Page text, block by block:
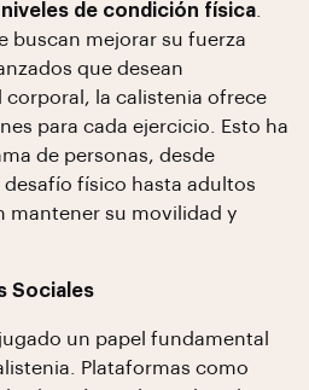
de condición física
buscan mejorar su fuerza
que desean
la calistenia ofrece
para cada ejercicio. Esto ha
de personas, desde
físico hasta adultos
mantener su movilidad y
Sociales
un papel fundamental
Plataformas como